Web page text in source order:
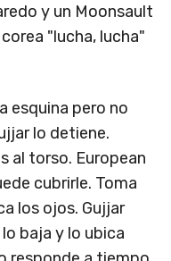
y un Moonsault
"lucha, lucha"
esquina pero no
lo detiene.
al torso. European
cubrirle. Toma
los ojos. Gujjar
baja y lo ubica